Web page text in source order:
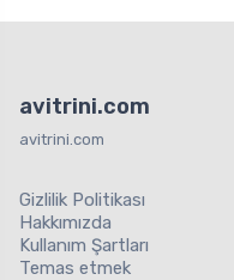
avitrini.com
avitrini.com
Gizlilik Politikası
Hakkımızda
Kullanım Şartları
Temas etmek